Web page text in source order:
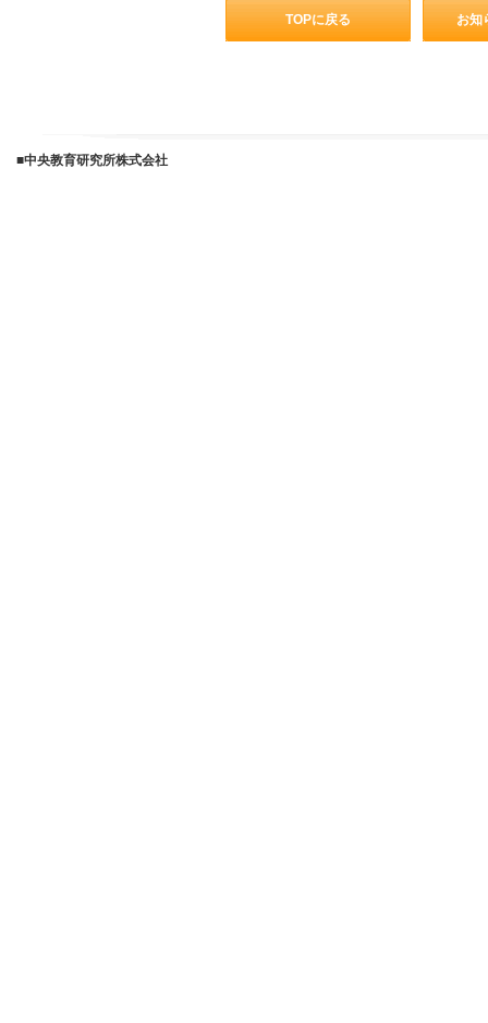
■中央教育研究所株式会社